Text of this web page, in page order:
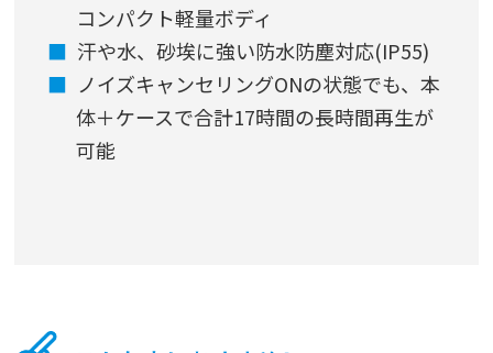
コンパクト軽量ボディ
汗や水、砂埃に強い防水防塵対応(IP55)
ノイズキャンセリングONの状態でも、本
体＋ケースで合計17時間の長時間再生が
可能